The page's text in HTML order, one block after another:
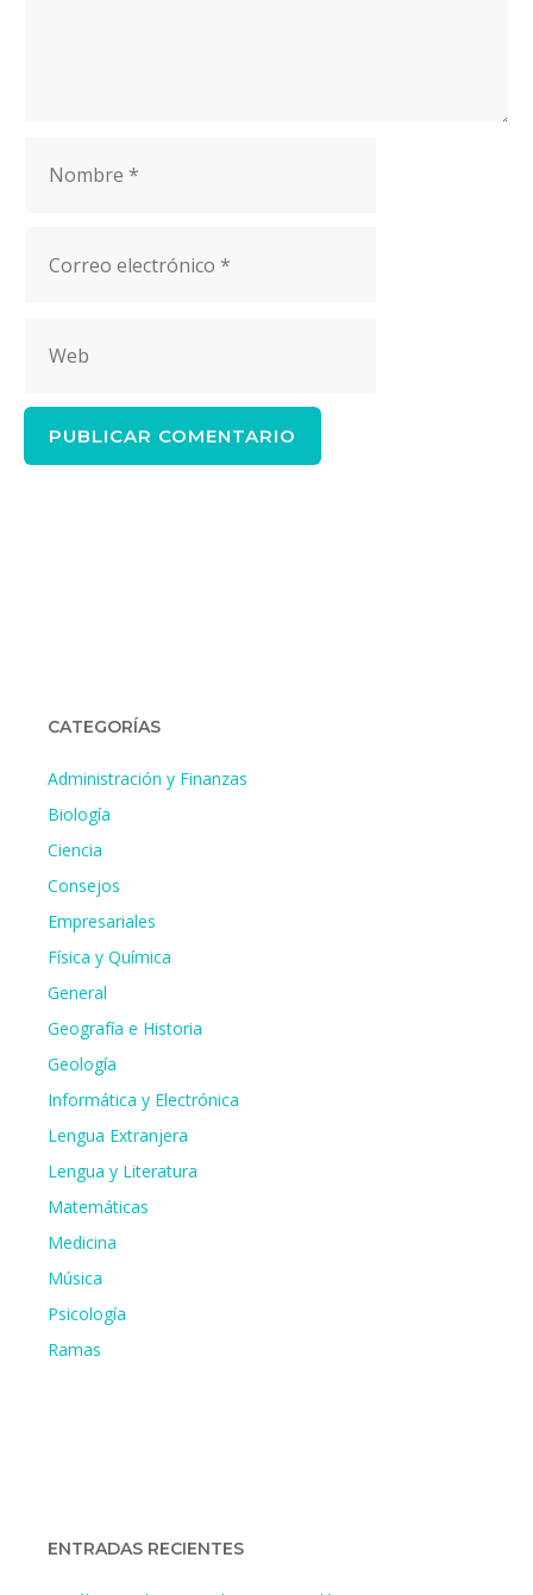
electrónico
CATEGORÍAS
Administración y Finanzas
Biología
Ciencia
Consejos
Empresariales
Física y Química
General
Geografía e Historia
Geología
Informática y Electrónica
Lengua Extranjera
Lengua y Literatura
Matemáticas
Medicina
Música
Psicología
Ramas
ENTRADAS RECIENTES